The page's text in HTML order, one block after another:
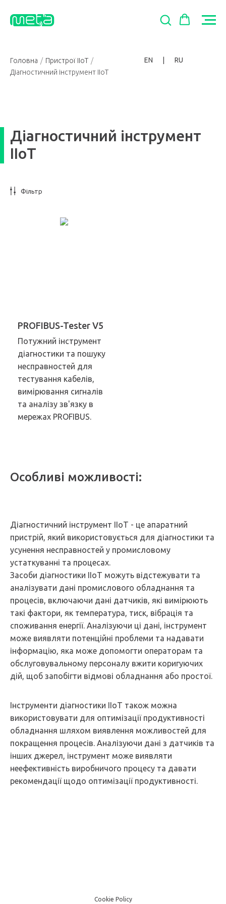
RU
EN
Головна / Пристрої IIoT /
Діагностичний інструмент IIoT
Діагностичний інструмент
IIoT
PROFIBUS-Tester V5
Потужний інструмент
діагностики та пошуку
несправностей для
тестування кабелів,
вимірювання сигналів
та аналізу зв'язку в
мережах PROFIBUS.
Особливі можливості:
Діагностичний інструмент IIoT - це апаратний
пристрій, який використовується для діагностики та
усунення несправностей у промисловому
устаткуванні та процесах.
Засоби діагностики IIoT можуть відстежувати та
аналізувати дані промислового обладнання та
процесів, включаючи дані датчиків, які вимірюють
такі фактори, як температура, тиск, вібрація та
споживання енергії. Аналізуючи ці дані, інструмент
може виявляти потенційні проблеми та надавати
інформацію, яка може допомогти операторам та
обслуговувальному персоналу вжити коригуючих
дій, щоб запобігти відмові обладнання або простої.
Інструменти діагностики IIoT також можна
використовувати для оптимізації продуктивності
обладнання шляхом виявлення можливостей для
покращення процесів. Аналізуючи дані з датчиків та
інших джерел, інструмент може виявляти
неефективність виробничого процесу та давати
рекомендації щодо оптимізації продуктивності.
Cookie Policy